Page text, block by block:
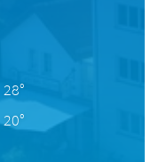
28°
20°